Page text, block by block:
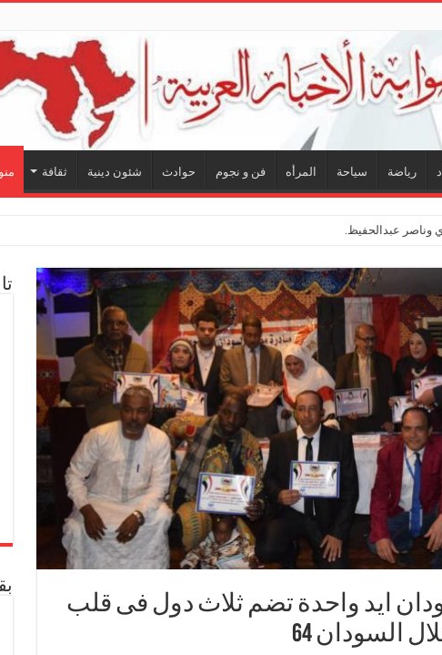
رياضة سياحة المرأه فن و نجوم حوادث شئون دينية ثقافة
عبدالحفيظ.. شراكة فنية ترسم ملام
ايد واحدة تضم ثلاث دول فى قلب
السودان 64